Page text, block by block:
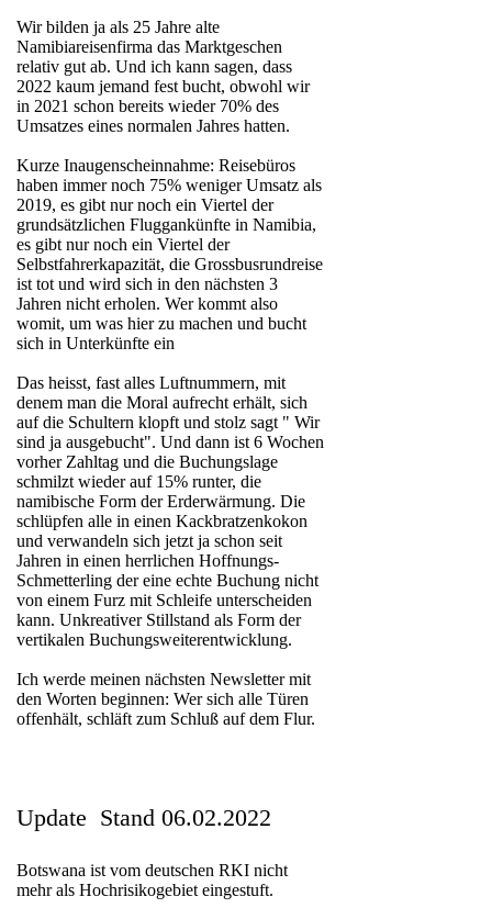
Wir bilden ja als 25 Jahre alte
Namibiareisenfirma das Marktgeschen
relativ gut ab. Und ich kann sagen, dass
2022 kaum jemand fest bucht, obwohl wir
in 2021 schon bereits wieder 70% des
Umsatzes eines normalen Jahres hatten.
Kurze Inaugenscheinnahme: Reisebüros
haben immer noch 75% weniger Umsatz als
2019, es gibt nur noch ein Viertel der
grundsätzlichen Fluggankünfte in Namibia,
es gibt nur noch ein Viertel der
Selbstfahrerkapazität, die Grossbusrundreise
ist tot und wird sich in den nächsten 3
Jahren nicht erholen. Wer kommt also
womit, um was hier zu machen und bucht
sich in Unterkünfte ein
Das heisst, fast alles Luftnummern, mit
denem man die Moral aufrecht erhält, sich
auf die Schultern klopft und stolz sagt " Wir
sind ja ausgebucht". Und dann ist 6 Wochen
vorher Zahltag und die Buchungslage
schmilzt wieder auf 15% runter, die
namibische Form der Erderwärmung. Die
schlüpfen alle in einen Kackbratzenkokon
und verwandeln sich jetzt ja schon seit
Jahren in einen herrlichen Hoffnungs-
Schmetterling der eine echte Buchung nicht
von einem Furz mit Schleife unterscheiden
kann. Unkreativer Stillstand als Form der
vertikalen Buchungsweiterentwicklung.
Ich werde meinen nächsten Newsletter mit
den Worten beginnen: Wer sich alle Türen
offenhält, schläft zum Schluß auf dem Flur.
Update Stand 06.02.2022
Botswana ist vom deutschen RKI nicht
mehr als Hochrisikogebiet eingestuft.